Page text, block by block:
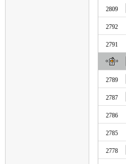
2809
2792
2791
2789
2787
2786
2785
2778